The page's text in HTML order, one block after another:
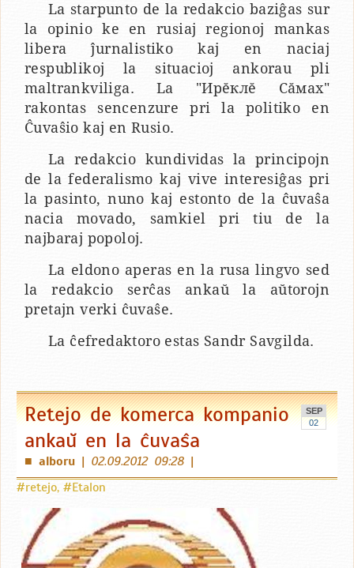
La starpunto de la redakcio baziĝas sur
la opinio ke en rusiaj regionoj mankas
libera ĵurnalistiko kaj en naciaj
respublikoj la situacioj ankorau pli
maltrankviliga. La "Ирĕклĕ Сăмах"
rakontas sencenzure pri la politiko en
Ĉuvaŝio kaj en Rusio.
La redakcio kundividas la principojn
de la federalismo kaj vive interesiĝas pri
la pasinto, nuno kaj estonto de la ĉuvaŝa
nacia movado, samkiel pri tiu de la
najbaraj popoloj.
La eldono aperas en la rusa lingvo sed
la redakcio serĉas ankaŭ la aŭtorojn
pretajn verki ĉuvaŝe.
La ĉefredaktoro estas Sandr Savgilda.
SEP
02
Retejo de komerca kompanio
ankaŭ en la ĉuvaŝa
■ alboru | 02.09.2012 09:28 |
#retejo, #Etalon